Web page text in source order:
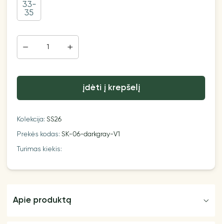
33-
35
įdėti į krepšelį
Kolekcija:SS26
Prekės kodas:SK-06-darkgray-V1
Turimas kiekis:
Apie produktą